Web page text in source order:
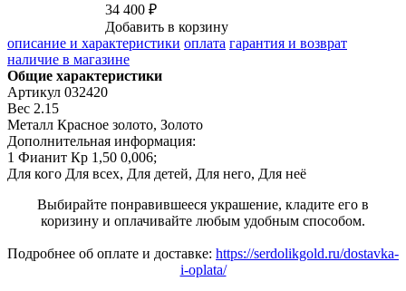
34 400 ₽
Добавить в корзину
описание и характеристики оплата гарантия и возврат
наличие в магазине
Общие характеристики
Артикул 032420
Вес 2.15
Металл Красное золото, Золото
Дополнительная информация:
1 Фианит Кр 1,50 0,006;
Для кого Для всех, Для детей, Для него, Для неё
Выбирайте понравившееся украшение, кладите его в
коризину и оплачивайте любым удобным способом.
Подробнее об оплате и доставке: https://serdolikgold.ru/dostavka-
i-oplata/